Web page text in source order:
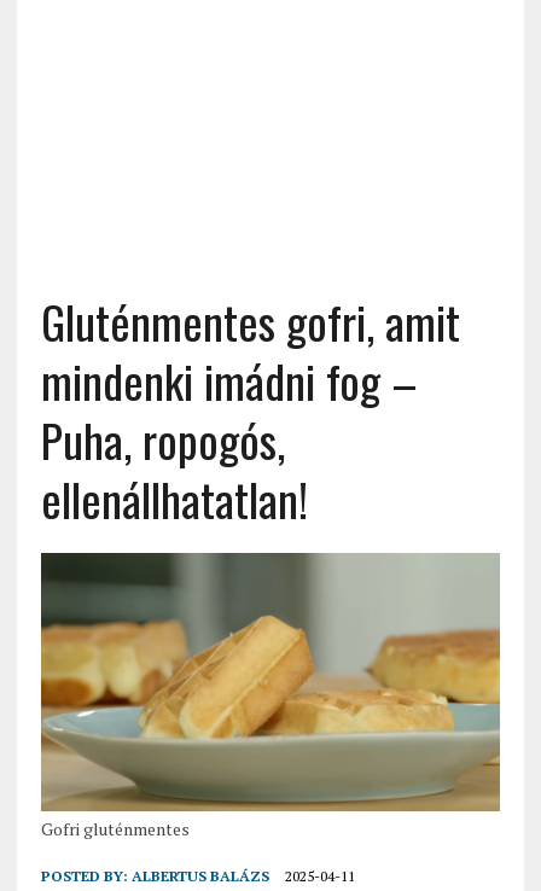
Gluténmentes gofri, amit
mindenki imádni fog –
Puha, ropogós,
ellenállhatatlan!
Gofri gluténmentes
POSTED BY: ALBERTUS BALÁZS 2025-04-11